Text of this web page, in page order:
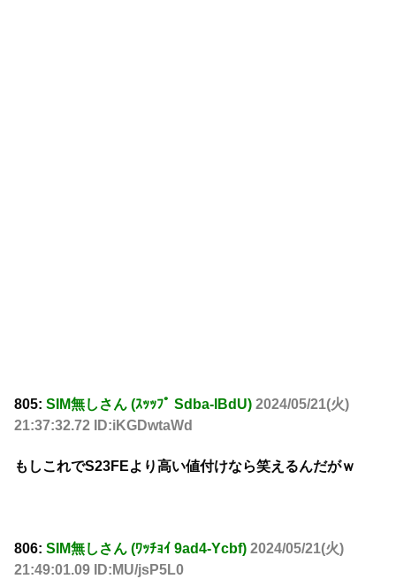
805: SIM無しさん (ｽｯｯﾌﾟ Sdba-IBdU) 2024/05/21(火)
21:37:32.72 ID:iKGDwtaWd
もしこれでS23FEより高い値付けなら笑えるんだがｗ
806: SIM無しさん (ﾜｯﾁｮｲ 9ad4-Ycbf) 2024/05/21(火)
21:49:01.09 ID:MU/jsP5L0